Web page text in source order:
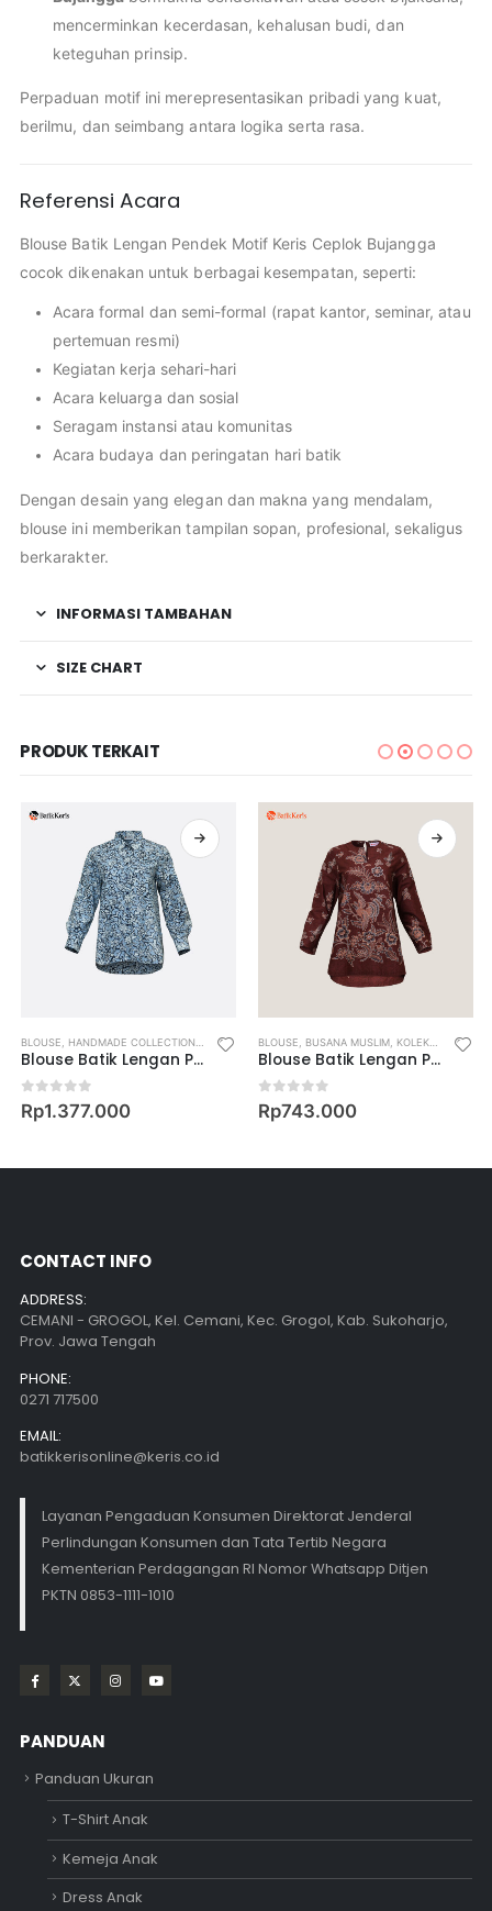
mencerminkan kecerdasan, kehalusan budi, dan
keteguhan prinsip.
Perpaduan motif ini merepresentasikan pribadi yang kuat,
berilmu, dan seimbang antara logika serta rasa.
Referensi Acara
Blouse Batik Lengan Pendek Motif Keris Ceplok Bujangga
cocok dikenakan untuk berbagai kesempatan, seperti:
Acara formal dan semi-formal (rapat kantor, seminar, atau
pertemuan resmi)
Kegiatan kerja sehari-hari
Acara keluarga dan sosial
Seragam instansi atau komunitas
Acara budaya dan peringatan hari batik
Dengan desain yang elegan dan makna yang mendalam,
blouse ini memberikan tampilan sopan, profesional, sekaligus
berkarakter.
INFORMASI TAMBAHAN
SIZE CHART
PRODUK TERKAIT
COLLECTION,WOMEN, WOMEN’S MUSLIM WEAR
BLOUSE HANDMADE COLLECTION KOLEKSI FAMILY ,WOMEN,WOMEN’S MUSLIM WEAR
Blouse Batik Lengan Panjang Motif Keris Rinonce Kembang
0out of 5
Rp1.377.000
BLOUSE BUSANA MUSLIM, KOLEKSI FAMILY
Blouse Batik Lengan Panjang Motif Keris Buketan Latar Ukel
0out of 5
Rp743.000
CONTACT INFO
ADDRESS:
CEMANI - GROGOL, Kel. Cemani, Kec. Grogol, Kab. Sukoharjo,
Prov. Jawa Tengah
PHONE:
0271 717500
EMAIL:
batikkerisonline@keris.co.id
Layanan Pengaduan Konsumen Direktorat Jenderal
Perlindungan Konsumen dan Tata Tertib Negara
Kementerian Perdagangan RI Nomor Whatsapp Ditjen
PKTN 0853-1111-1010
PANDUAN
Panduan Ukuran
T-Shirt Anak
Kemeja Anak
Dress Anak